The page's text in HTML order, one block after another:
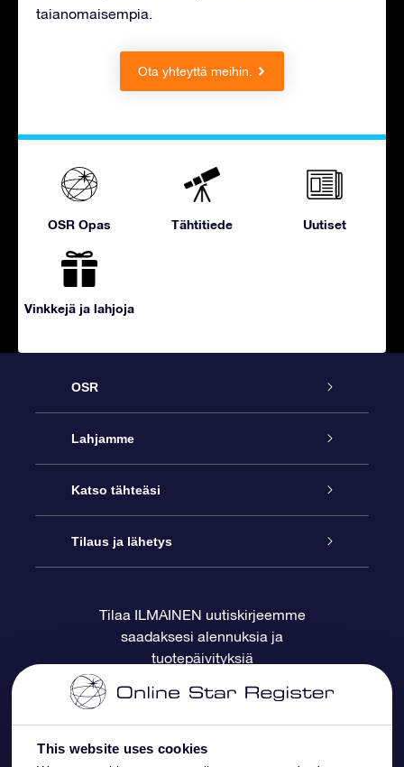
This website uses cookies
taianomaisempia.
Ota yhteyttä meihin.
OSR Opas Tähtitiede Uutiset
Vinkkejä ja lahjoja
OSR
Palvelu
Ota meihin yhteyttä
Blogi
Arvostelut
Lahjamme
Online Star -lahja
OSR-lahjapakkaus
OSR-lahjakortti
Yrityslahjat
Katso tähteäsi
Star Register
Henkilökohtainen Tähtisivu
One Million Stars
OSR -tähden tallennus
Tilaus ja lähetys
Maksutiedot
Toimitustiedot
Palautuskäytäntö
Tilaa ILMAINEN uutiskirjeemme
saadaksesi alennuksia ja
tuotepäivityksiä